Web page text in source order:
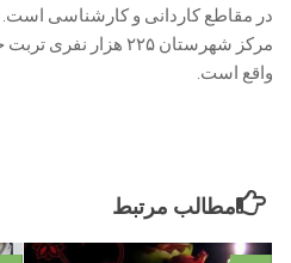
در مقاطع کاردانی و کارشناسی است.
واقع است.
مطالب مرتبط